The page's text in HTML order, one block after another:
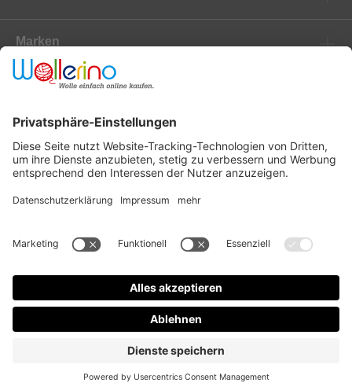
Marken
Newsletter
Versanddienstleister
Zahlungsanbieter
* Alle Preise inkl. gesetzl. Mehrwertsteuer zzgl.Versandkostenund ggf.
Nachnahmegebühren, wenn nicht anders angegeben.
Design & Code mit ❤ bymister bk!